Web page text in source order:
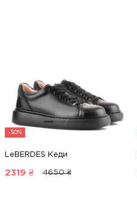
-50%
LeBERDES Кеди
2319 ₴ 4650 ₴